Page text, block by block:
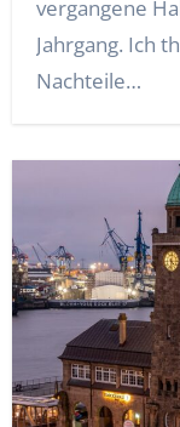
vergangene
Jahrgang. Ich
Nachteile…